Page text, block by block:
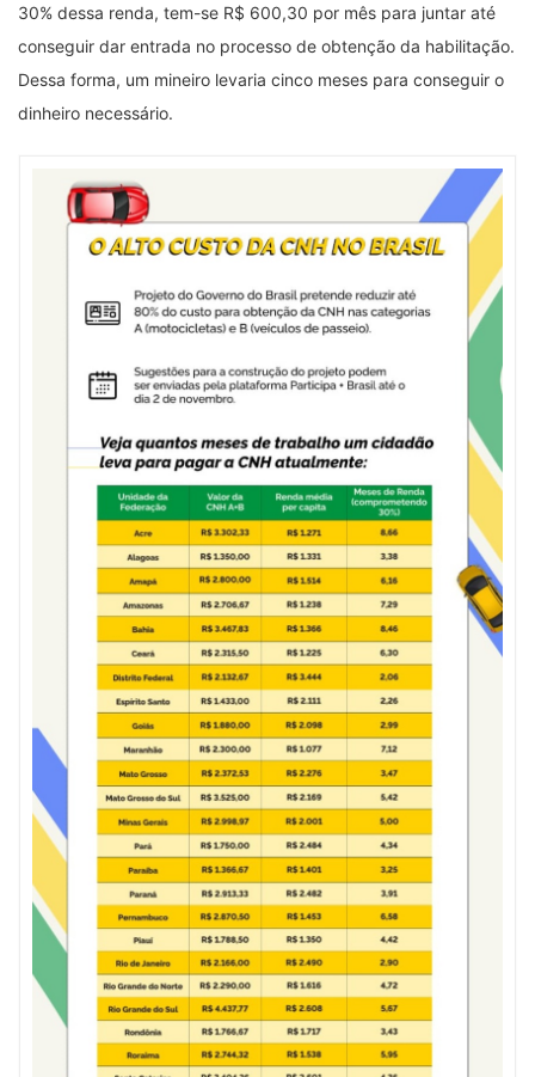
30% dessa renda, tem-se R$ 600,30 por mês para juntar até
conseguir dar entrada no processo de obtenção da habilitação.
Dessa forma, um mineiro levaria cinco meses para conseguir o
dinheiro necessário.